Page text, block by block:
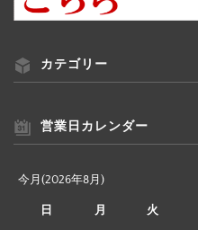
カテゴリー
営業日カレンダー
今月(2026年8月)
日 月 火